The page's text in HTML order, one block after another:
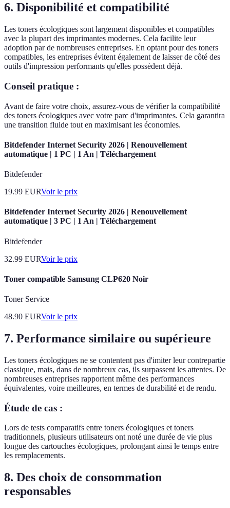
6. Disponibilité et compatibilité
Les toners écologiques sont largement disponibles et compatibles
avec la plupart des imprimantes modernes. Cela facilite leur
adoption par de nombreuses entreprises. En optant pour des toners
compatibles, les entreprises évitent également de laisser de côté des
outils d'impression performants qu'elles possèdent déjà.
Conseil pratique :
Avant de faire votre choix, assurez-vous de vérifier la compatibilité
des toners écologiques avec votre parc d'imprimantes. Cela garantira
une transition fluide tout en maximisant les économies.
Bitdefender Internet Security 2026 | Renouvellement
automatique | 1 PC | 1 An | Téléchargement
Bitdefender
19.99 EURVoir le prix
Bitdefender Internet Security 2026 | Renouvellement
automatique | 3 PC | 1 An | Téléchargement
Bitdefender
32.99 EURVoir le prix
Toner compatible Samsung CLP620 Noir
Toner Service
48.90 EURVoir le prix
7. Performance similaire ou supérieure
Les toners écologiques ne se contentent pas d'imiter leur contrepartie
classique, mais, dans de nombreux cas, ils surpassent les attentes. De
nombreuses entreprises rapportent même des performances
équivalentes, voire meilleures, en termes de durabilité et de rendu.
Étude de cas :
Lors de tests comparatifs entre toners écologiques et toners
traditionnels, plusieurs utilisateurs ont noté une durée de vie plus
longue des cartouches écologiques, prolongant ainsi le temps entre
les remplacements.
8. Des choix de consommation
responsables